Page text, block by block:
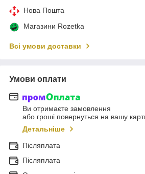
Нова Пошта
Магазини Rozetka
Всі умови доставки
Умови оплати
Ви отримаєте замовлення
або гроші повернуться на вашу
Детальніше
Післяплата
Післяплата